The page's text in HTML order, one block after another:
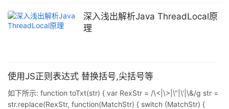
出版了一本名为<Agile Software Development Principles
Patterns and Practices>的书,在书中他把里氏替换原则最终简化成
深入浅出解析Java ThreadLocal原
理
使用JS正则表达式 替换括号,尖括号等
如下所示: function toTxt(str) { var RexStr = /\<|\>|\"|\'|\&/g str =
str.replace(RexStr, function(MatchStr) { switch (MatchStr) {